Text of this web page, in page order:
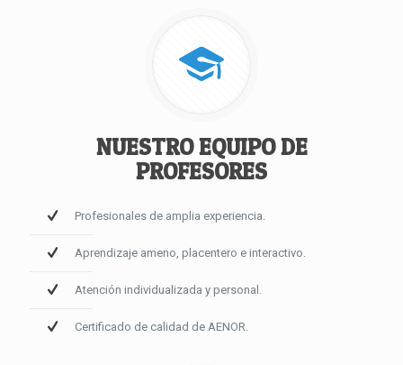
NUESTRO EQUIPO DE
PROFESORES
Profesionales de amplia experiencia.
Aprendizaje ameno, placentero e interactivo.
Atención individualizada y personal.
Certificado de calidad de AENOR.